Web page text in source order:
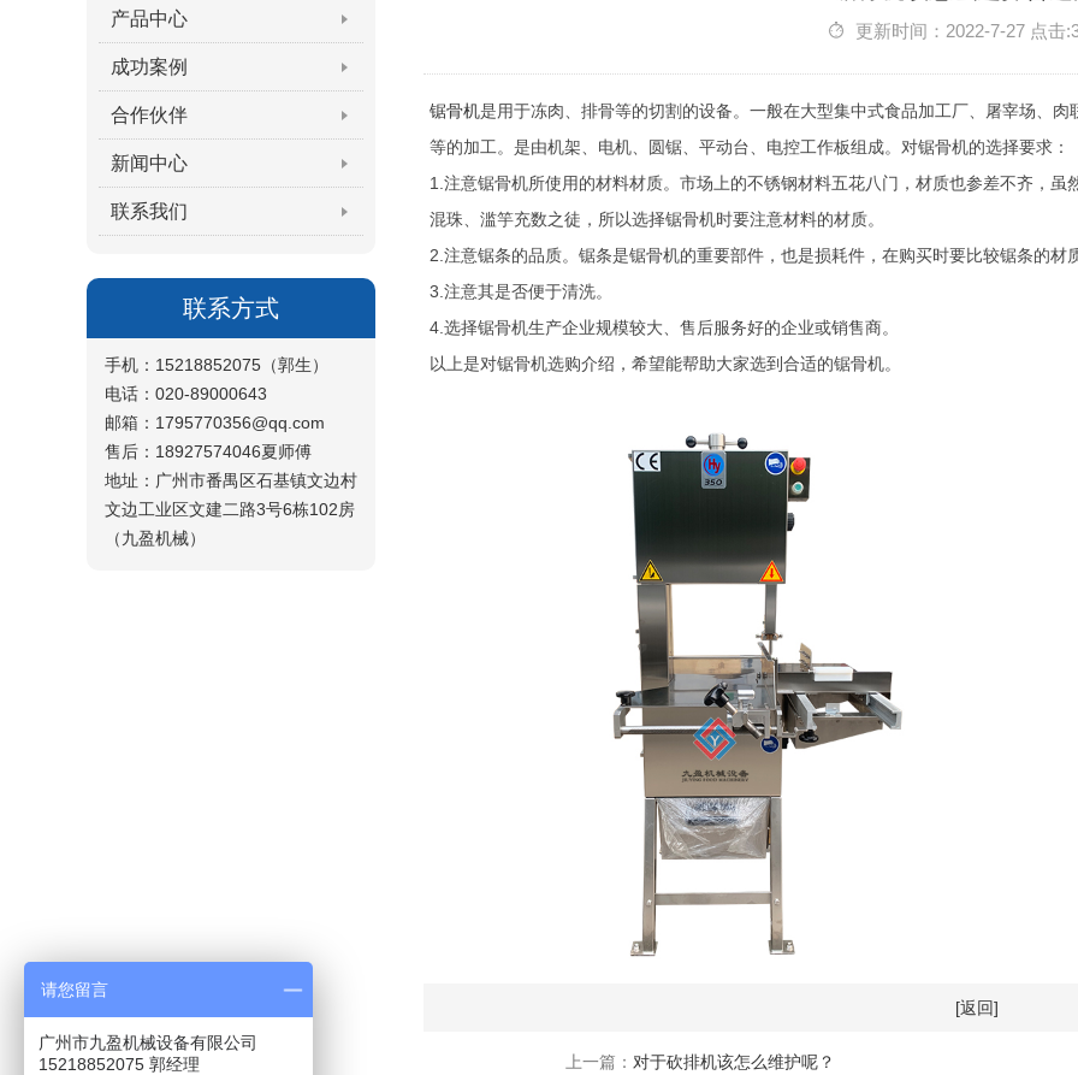
产品中心
成功案例
合作伙伴
新闻中心
联系我们
联系方式
手机：15218852075（郭生）
电话：020-89000643
邮箱：1795770356@qq.com
售后：18927574046夏师傅
地址：广州市番禺区石基镇文边村
文边工业区文建二路3号6栋102房
（九盈机械）
更新时间：2022-7-27 点击
锯骨机是用于冻肉、排骨等的切割的设备。一般在大型集中式食品加工厂、屠宰场、
等的加工。是由机架、电机、圆锯、平动台、电控工作板组成。对锯骨机的选择要求：
1.注意锯骨机所使用的材料材质。市场上的不锈钢材料五花八门，材质也参差不齐，
混珠、滥竽充数之徒，所以选择锯骨机时要注意材料的材质。
2.注意锯条的品质。锯条是锯骨机的重要部件，也是损耗件，在购买时要比较锯条的材
3.注意其是否便于清洗。
4.选择锯骨机生产企业规模较大、售后服务好的企业或销售商。
以上是对锯骨机选购介绍，希望能帮助大家选到合适的锯骨机。
[返回]
上一篇： 对于砍排机该怎么维护呢？
请您留言
广州市九盈机械设备有限公司
15218852075 郭经理